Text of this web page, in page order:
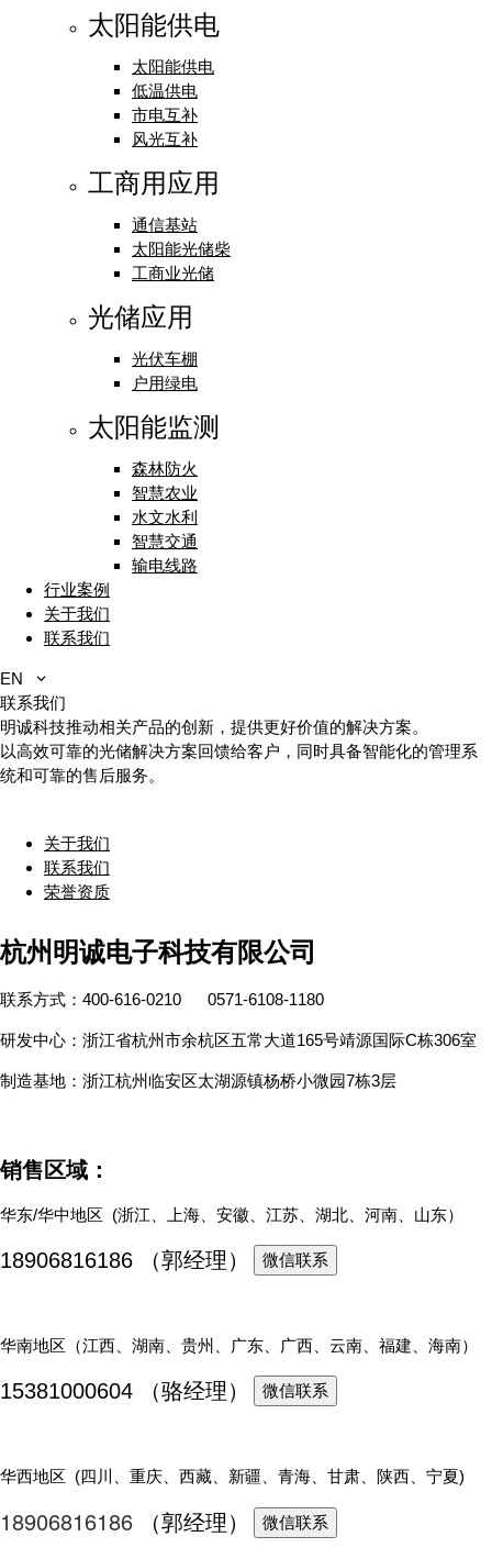
太阳能供电
太阳能供电
低温供电
市电互补
风光互补
工商用应用
通信基站
太阳能光储柴
工商业光储
光储应用
光伏车棚
户用绿电
太阳能监测
森林防火
智慧农业
水文水利
智慧交通
输电线路
行业案例
关于我们
联系我们
EN
联系我们
明诚科技推动相关产品的创新，提供更好价值的解决方案。
以高效可靠的光储解决方案回馈给客户，同时具备智能化的管理系
统和可靠的售后服务。
关于我们
联系我们
荣誉资质
杭州明诚电子科技有限公司
联系方式：400-616-0210 0571-6108-1180
研发中心：浙江省杭州市余杭区五常大道165号靖源国际C栋306室
制造基地：浙江杭州临安区太湖源镇杨桥小微园7栋3层
销售区域：
华东/华中地区 (浙江、上海、安徽、江苏、湖北、河南、山东）
18906816186 （郭经理） 微信联系
华南地区（江西、湖南、贵州、广东、广西、云南、福建、海南）
15381000604 （骆经理） 微信联系
华西地区 (四川、重庆、西藏、新疆、青海、甘肃、陕西、宁夏)
18906816186 （郭经理 ） 微信联系